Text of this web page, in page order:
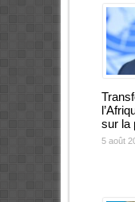
sur la
5 août